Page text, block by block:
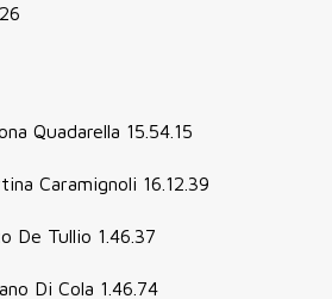
Quadarella 15.54.15
Caramignoli 16.12.39
De Tullio 1.46.37
Di Cola 1.46.74